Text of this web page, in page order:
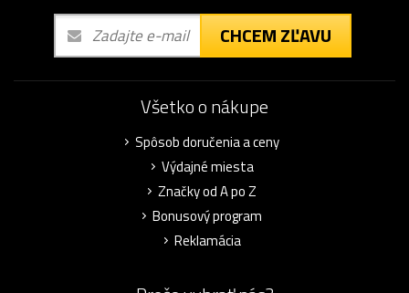
CHCEM ZĽAVU
Všetko o nákupe
Spôsob doručenia a ceny
Výdajné miesta
Značky od A po Z
Bonusový program
Reklamácia